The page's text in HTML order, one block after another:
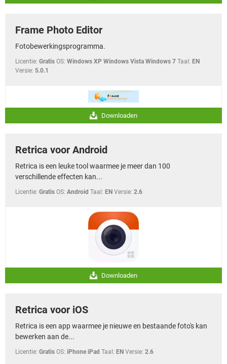
Frame Photo Editor
Fotobewerkingsprogramma.
Licentie: Gratis OS: Windows XP Windows Vista Windows 7 Taal: EN
Versie: 5.0.1
Downloaden
Retrica voor Android
Retrica is een leuke tool waarmee je meer dan 100
verschillende effecten kan...
Licentie: Gratis OS: Android Taal: EN Versie: 2.6
Downloaden
Retrica voor iOS
Retrica is een app waarmee je nieuwe en bestaande foto's kan
bewerken aan de...
Licentie: Gratis OS: iPhone iPad Taal: EN Versie: 2.6